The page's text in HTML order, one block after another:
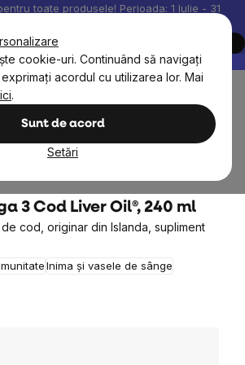
cookie-uri. Continuând să navigați
acordul cu utilizarea lor. Mai
.
Sunt de acord
Setări
toate produsele! Perioada: 1 Iulie - 31
Cumpără acum
verificate
Produsele noastre sunt
Coş
de
3 Cod Liver Oil®, 240 ml
cod, originar din Islanda, supliment
Inima și vasele de sânge